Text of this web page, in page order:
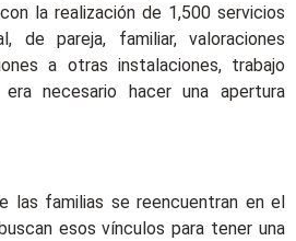
la realización de 1,500 servicios
de pareja, familiar, valoraciones
a otras instalaciones, trabajo
necesario hacer una apertura
las familias se reencuentran en el
esos vínculos para tener una